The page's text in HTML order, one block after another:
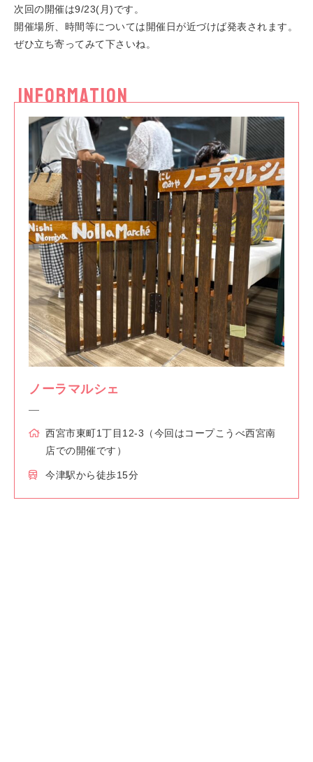
次回の開催は9/23(月)です。
開催場所、時間等については開催日が近づけば発表されます。
ぜひ立ち寄ってみて下さいね。
INFORMATION
ノーラマルシェ
西宮市東町1丁目12-3（今回はコープこうべ西宮南
店での開催です）
今津駅から徒歩15分